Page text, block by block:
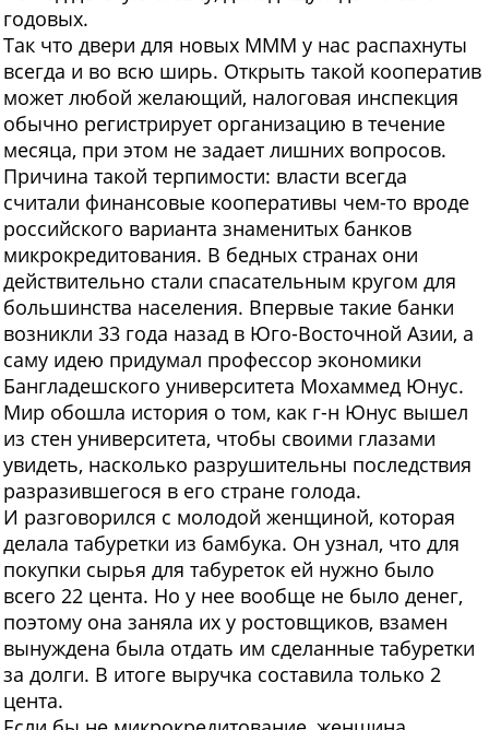
годовых.
Так что двери для новых МММ у нас распахнуты
всегда и во всю ширь. Открыть такой кооператив
может любой желающий, налоговая инспекция
обычно регистрирует организацию в течение
месяца, при этом не задает лишних вопросов.
Причина такой терпимости: власти всегда
считали финансовые кооперативы чем-то вроде
российского варианта знаменитых банков
микрокредитования. В бедных странах они
действительно стали спасательным кругом для
большинства населения. Впервые такие банки
возникли 33 года назад в Юго-Восточной Азии, а
саму идею придумал профессор экономики
Бангладешского университета Мохаммед Юнус.
Мир обошла история о том, как г-н Юнус вышел
из стен университета, чтобы своими глазами
увидеть, насколько разрушительны последствия
разразившегося в его стране голода.
И разговорился с молодой женщиной, которая
делала табуретки из бамбука. Он узнал, что для
покупки сырья для табуреток ей нужно было
всего 22 цента. Но у нее вообще не было денег,
поэтому она заняла их у ростовщиков, взамен
вынуждена была отдать им сделанные табуретки
за долги. В итоге выручка составила только 2
цента.